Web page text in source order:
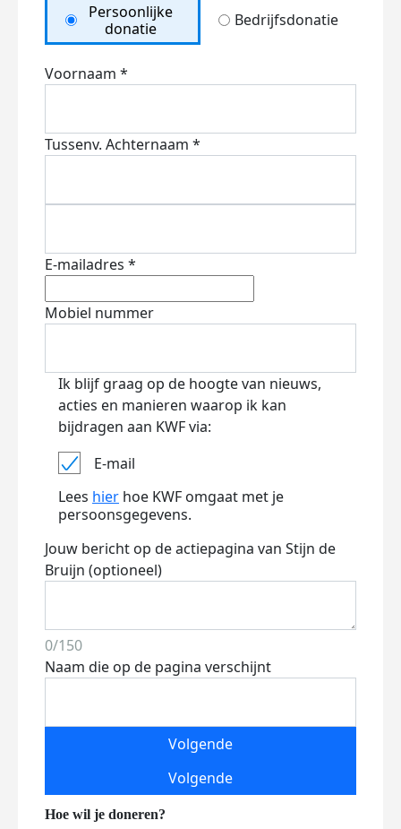
Persoonlijke
donatie
Bedrijfsdonatie
Voornaam *
Tussenv. Achternaam *
E-mailadres *
Mobiel nummer
Ik blijf graag op de hoogte van nieuws,
acties en manieren waarop ik kan
bijdragen aan KWF via:
E-mail
Lees hier hoe KWF omgaat met je
persoonsgegevens.
Jouw bericht op de actiepagina van Stijn de
Bruijn (optioneel)
0/150
Naam die op de pagina verschijnt
Volgende
Volgende